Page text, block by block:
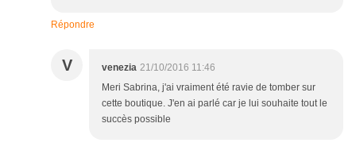
Répondre
V venezia 21/10/2016 11:46
Meri Sabrina, j'ai vraiment été ravie de tomber sur
cette boutique. J'en ai parlé car je lui souhaite tout le
succès possible